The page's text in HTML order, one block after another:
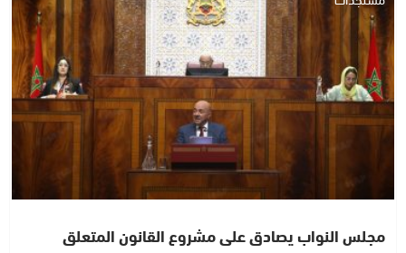
مجلس النواب يصادق على مشروع القانون المتعلق